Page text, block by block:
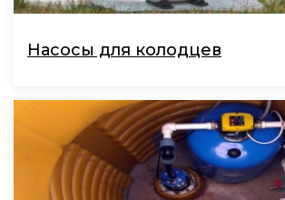
Насосы для колодцев